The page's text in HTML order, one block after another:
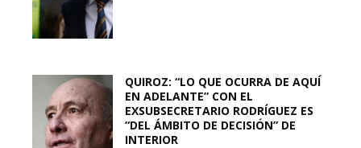
QUIROZ: “LO QUE OCURRA DE AQUÍ
EN ADELANTE” CON EL
EXSUBSECRETARIO RODRÍGUEZ ES
“DEL ÁMBITO DE DECISIÓN” DE
INTERIOR